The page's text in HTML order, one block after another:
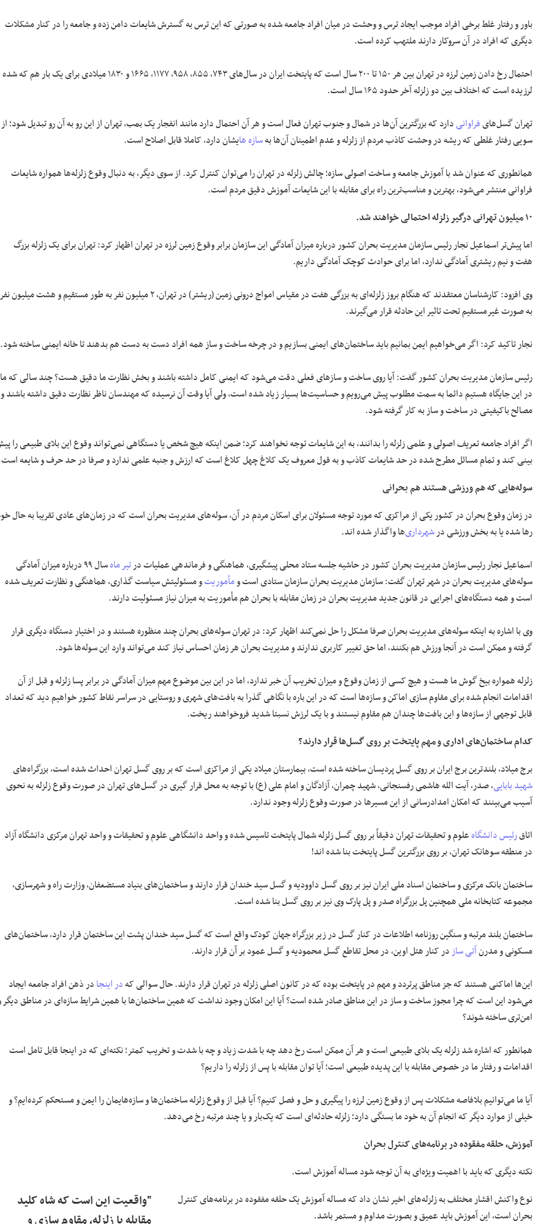
باور و رفتار غلط برخی افراد موجب ایجاد ترس و وحشت در میان افراد جامعه شده به صورتی که این ترس به گسترش شایعات دامن زده و جامعه را در کنار مشکلات
دیگری که افراد در آن سروکار دارند ملتهب کرده است.
احتمال رخ دادن زمین لرزه در تهران بین هر ۱۵۰ تا ۲۰۰ سال است که پایتخت ایران در سال‌های ۷۴۳، ۸۵۵، ۹۵۸، ۱۱۷۷، ۱۶۶۵ و ۱۸۳۰ میلادی برای یک بار هم که شده
لرزیده است که اختلاف بین دو زلزله آخر حدود ۱۶۵ سال است.
تهران گسل‌هایفراوانیدارد که بزرگترین آن‌ها در شمال و جنوب تهران فعال است و هر آن احتمال دارد مانند انفجار یک بمب، تهران از این رو به آن رو تبدیل شود؛ از
سویی رفتار غلطی که ریشه در وحشت کاذب مردم از زلزله و عدم اطمینان آن‌ها بهسازه هایشان دارد، کاملا قابل اصلاح است.
همانطوری که عنوان شد با آموزش جامعه و ساخت اصولی سازه؛ چالش زلزله در تهران را می‌توان کنترل کرد. از سوی دیگر، به دنبال وقوع زلزله‌ها همواره شایعات
فراوانی منتشر می‌شود، بهترین و مناسب‌ترین راه برای مقابله با این شایعات آموزش دقیق مردم است.
۱۰ میلیون تهرانی درگیر زلزله احتمالی خواهند شد.
اما پیش‌تر اسماعیل نجار رئیس سازمان مدیریت بحران کشور درباره میزان آمادگی این سازمان برابر وقوع زمین لرزه در تهران اظهار کرد: تهران برای یک زلزله بزرگ
هفت و نیم ریشتری آمادگی ندارد، اما برای حوادث کوچک آمادگی داریم.
وی افزود: کارشناسان معتقدند که هنگام بروز زلزله‌ای به بزرگی هفت در مقیاس امواج درونی زمین (ریشتر) در تهران، ۲ میلیون نفر به طور مستقیم و هشت میلیون نفر
به صورت غیرمستقیم تحت تاثیر این حادثه قرار می‌گیرند.
نجار تاکید کرد: اگر می‌خواهیم ایمن بمانیم باید ساختمان‌های ایمنی بسازیم و در چرخه ساخت و ساز همه افراد دست به دست هم بدهند تا خانه ایمنی ساخته شود.
رئیس سازمان مدیریت بحران کشور گفت: آیا روی ساخت و ساز‌های فعلی دقت می‌شود که ایمنی کامل داشته باشند و بخش نظارت ما دقیق هست؟ چند سالی که ما
در این جایگاه هستیم دائما به سمت مطلوب پیش می‌رویم و حساسیت‌ها بسیار زیاد شده است، ولی آیا وقت آن نرسیده که مهندسان ناظر نظارت دقیق داشته باشند و
مصالح باکیفیتی در ساخت و ساز به کار گرفته شود.
اگر افراد جامعه تعریف اصولی و علمی زلزله را بدانند، به این شایعات توجه نخواهند کرد؛ ضمن اینکه هیچ شخص یا دستگاهی نمی‌تواند وقوع این بلای طبیعی را
بینی کند و تمام مسائل مطرح شده در حد شایعات کاذب و به قول معروف یک کلاغ چهل کلاغ است که ارزش و جنبه علمی ندارد و صرفا در حد حرف و شایعه
سوله‌هایی که هم ورزشی هستند هم بحرانی
در زمان وقوع بحران در کشور یکی از مراکزی که مورد توجه مسئولان برای اسکان مردم در آن، سوله‌های مدیریت بحران است که در زمان‌های عادی تقریبا به حال
رها شده یا به بخش ورزشی درشهرداری‌ها واگذار شده اند.
اسماعیل نجار رئیس سازمان مدیریت بحران کشور در حاشیه جلسه ستاد محلی پیشگیری، هماهنگی و فرماندهی عملیات درتیر ماه
سال ۹۹ درباره میزان آمادگی
سوله‌های مدیریت بحران در شهر تهران گفت: سازمان مدیریت بحران سازمان ستادی است ومأموریتو مسئولیتش سیاست گذاری، هماهنگی و نظارت تعریف شده
است و همه دستگاه‌های اجرایی در قانون جدید مدیریت بحران در زمان مقابله با بحران هم مأموریت به میزان نیاز مسئولیت دارند.
وی با اشاره به اینکه سوله‌های مدیریت بحران صرفا مشکل را حل نمی‌کند اظهار کرد: در تهران سوله‌های بحران چند منظوره هستند و در اختیار دستگاه دیگری قرار
گرفته و ممکن است در آنجا ورزش هم بکنند، اما حق تغییر کاربری ندارند و مدیریت بحران هر زمان احساس نیاز کند می‌تواند وارد این سوله‌ها شود.
زلزله همواره بیخ گوش ما هست و هیچ کسی از زمان وقوع و میزان تخریب آن خبر ندارد، اما در این بین موضوع مهم میزان آمادگی در برابر پسا زلزله و قبل از آن
اقدامات انجام شده برای مقاوم سازی اماکن و سازه‌ها است که در این باره با نگاهی گذرا به بافت‌های شهری و روستایی در سراسر نقاط کشور خواهیم دید که تعداد
قابل توجهی از سازه‌ها و این بافت‌ها چندان هم مقاوم نیستند و با یک لرزش نسبتا شدید فروخواهند ریخت.
کدام ساختمان‌های اداری و مهم پایتخت بر روی گسل‌ها قرار دارند؟
برج میلاد، بلندترین برج ایران بر روی گسل پردیسان ساخته شده است، بیمارستان میلاد یکی از مراکزی است که بر روی گسل تهران احداث شده است، بزرگراه‌های
شهید بابایی، صدر، آیت الله هاشمی رفسنجانی، شهید چمران، آزادگان و امام علی (ع) با توجه به محل قرار گیری در گسل‌های تهران در صورت وقوع زلزله به نحوی
آسیب می‌بینند که امکان امدادرسانی از این مسیر‌ها در صورت وقوع زلزله وجود ندارد.
اتاقرئیس دانشگاهعلوم و تحقیقات تهران دقیقاً بر روی گسل زلزله شمال پایتخت تاسیس شده و واحد دانشگاهی علوم و تحقیقات و واحد تهران مرکزی دانشگاه آزاد
در منطقه سوهانک تهران، بر روی بزرگترین گسل پایتخت بنا شده اند!
ساختمان بانک مرکزی و ساختمان اسناد ملی ایران نیز بر روی گسل داوودیه و گسل سید خندان قرار دارند و ساختمان‌های بنیاد مستضعفان، وزارت راه و شهرسازی،
مجموعه کتابخانه ملی همچنین پل بزرگراه صدر و پل پارک وی نیز بر روی گسل بنا شده است.
ساختمان بلند مرتبه و سنگین روزنامه اطلاعات در کنار گسل در زیر بزرگراه جهان کودک واقع است که گسل سید خندان پشت این ساختمان قرار دارد، ساختمان‌های
مسکونی و مدرنآتی سازدر کنار هتل اوین، در محل تقاطع گسل محمودیه و گسل عمود بر آن قرار دارند.
این‌ها اماکنی هستند که جز مناطق پرتردد و مهم در پایتخت بوده که در کانون اصلی زلزله در تهران قرار دارند. حال سوالی کهدر اینجادر ذهن افراد جامعه ایجاد
می‌شود این است که چرا مجوز ساخت و ساز در این مناطق صادر شده است؟ آیا این امکان وجود نداشت که همین ساختمان‌ها با همین شرایط سازه‌ای در مناطق دیگر
امن‌تری ساخته شوند؟
همانطور که اشاره شد زلزله یک بلای طبیعی است و هر آن ممکن است رخ دهد چه با شدت زیاد و چه با شدت و تخریب کمتر؛ نکته‌ای که در اینجا قابل تامل است
اقدامات و رفتار ما در خصوص مقابله با این پدیده طبیعی است؛ آیا توان مقابله با پس از زلزله را داریم؟
آیا ما می‌توانیم بلافاصه مشکلات پس از وقوع زمین لرزه را پیگیری و حل و فصل کنیم؟ آیا قبل از وقوع زلزله ساختمان‌ها و سازه‌هایمان را ایمن و مستحکم کرده‌ایم؟ و
خیلی از موارد دیگر که انجام آن به خود ما بستگی دارد؛ زلزله حادثه‌ای است که یک‌بار و یا چند مرتبه رخ می‌دهد.
آموزش، حلقه مفقوده در برنامه‌های کنترل بحران
نکته دیگری که باید با اهمیت ویژه‌ای به آن توجه شود مساله آموزش است.
"واقعیت این است که شاه کلید
نوع واکنش اقشار مختلف به زلزله‌های اخیر نشان داد که مساله آموزش یک حلقه مفقوده در برنامه‌های کنترل
بحران است، این آموزش باید عمیق و بصورت مداوم و مستمر باشد.